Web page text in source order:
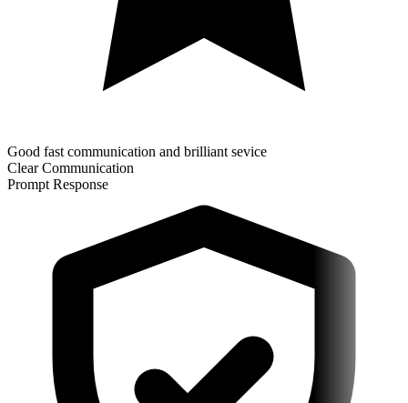
Good fast communication and brilliant sevice
Clear Communication
Prompt Response